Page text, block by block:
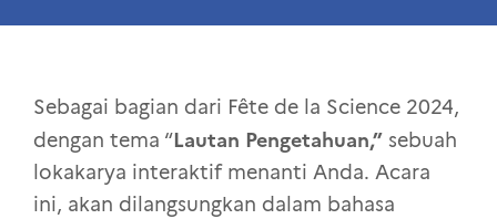
Sebagai bagian dari Fête de la Science 2024,
dengan tema “Lautan Pengetahuan,” sebuah
lokakarya interaktif menanti Anda. Acara
ini, akan dilangsungkan dalam bahasa